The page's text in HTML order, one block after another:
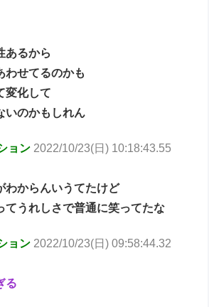
あるから
わせてるのかも
変化して
いのかもしれん
ョン 2022/10/23(日) 10:18:43.55
わからんいうてたけど
てうれしさで普通に笑ってたな
ョン 2022/10/23(日) 09:58:44.32
る